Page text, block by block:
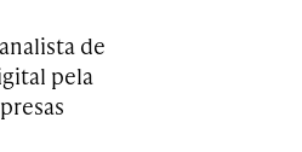
de
pela